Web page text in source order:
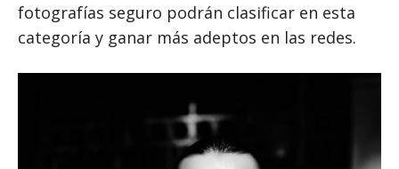
fotografías seguro podrán clasificar en esta
categoría y ganar más adeptos en las redes.